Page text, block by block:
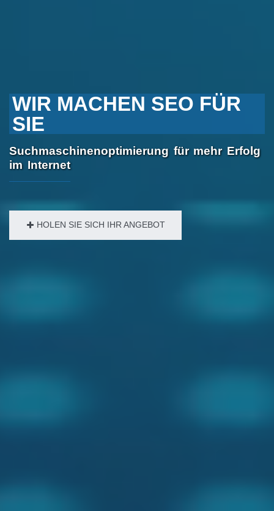
WIR MACHEN SEO FÜR
SIE
Suchmaschinenoptimierung für mehr Erfolg
im Internet
HOLEN SIE SICH IHR ANGEBOT